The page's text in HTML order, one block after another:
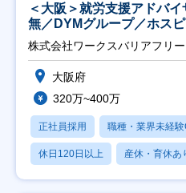
＜大阪＞就労支援アドバ
無／DYMグループ／ホス
日祝】
株式会社ワークスバリアフリー
大阪府
320万~400万
正社員採用 職種・業界未経験
休日120日以上 産休・育休あ